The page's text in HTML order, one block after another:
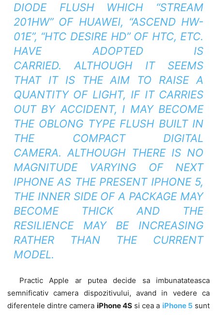
DIODE FLUSH WHICH “STREAM
201HW” OF HUAWEI, “ASCEND HW-
01E”, “HTC DESIRE HD” OF HTC, ETC.
HAVE ADOPTED IS
CARRIED. ALTHOUGH IT SEEMS
THAT IT IS THE AIM TO RAISE A
QUANTITY OF LIGHT, IF IT CARRIES
OUT BY ACCIDENT, I MAY BECOME
THE OBLONG TYPE FLUSH BUILT IN
THE COMPACT DIGITAL
CAMERA. ALTHOUGH THERE IS NO
MAGNITUDE VARYING OF NEXT
IPHONE AS THE PRESENT IPHONE 5,
THE INNER SIDE OF A PACKAGE MAY
BECOME THICK AND THE
RESILIENCE MAY BE INCREASING
RATHER THAN THE CURRENT
MODEL.
Practic Apple ar putea decide sa imbunatateasca
semnificativ camera dispozitivului, avand in vedere ca
diferentele dintre camera iPhone 4Ssi cea a iPhone 5 sunt